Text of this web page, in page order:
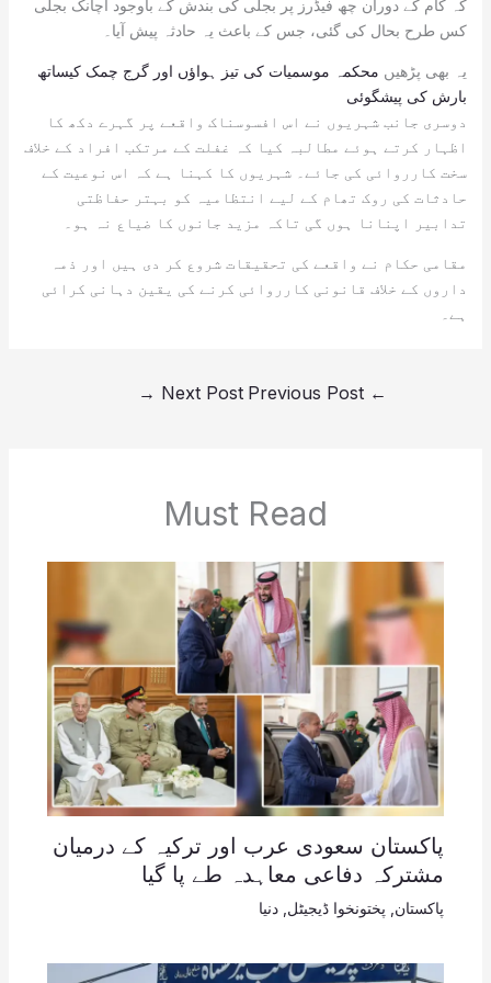
کہ کام کے دوران چھ فیڈرز پر بجلی کی بندش کے باوجود اچانک بجلی
کس طرح بحال کی گئی، جس کے باعث یہ حادثہ پیش آیا۔
یہ بھی پڑھیں محکمہ موسمیات کی تیز ہواؤں اور گرج چمک کیساتھ
بارش کی پیشگوئی
دوسری جانب شہریوں نے اس افسوسناک واقعے پر گہرے دکھ کا
اظہار کرتے ہوئے مطالبہ کیا کہ غفلت کے مرتکب افراد کے خلاف
سخت کارروائی کی جائے۔ شہریوں کا کہنا ہے کہ اس نوعیت کے
حادثات کی روک تھام کے لیے انتظامیہ کو بہتر حفاظتی
تدابیر اپنانا ہوں گی تاکہ مزید جانوں کا ضیاع نہ ہو۔
مقامی حکام نے واقعے کی تحقیقات شروع کر دی ہیں اور ذمہ
داروں کے خلاف قانونی کارروائی کرنے کی یقین دہانی کرائی
ہے۔
←
Next Post
→
Must Read
پاکستان سعودی عرب اور ترکیہ کے درمیان
مشترکہ دفاعی معاہدہ طے پا گیا
پاکستان پختونخوا ڈیجیٹل دنیا